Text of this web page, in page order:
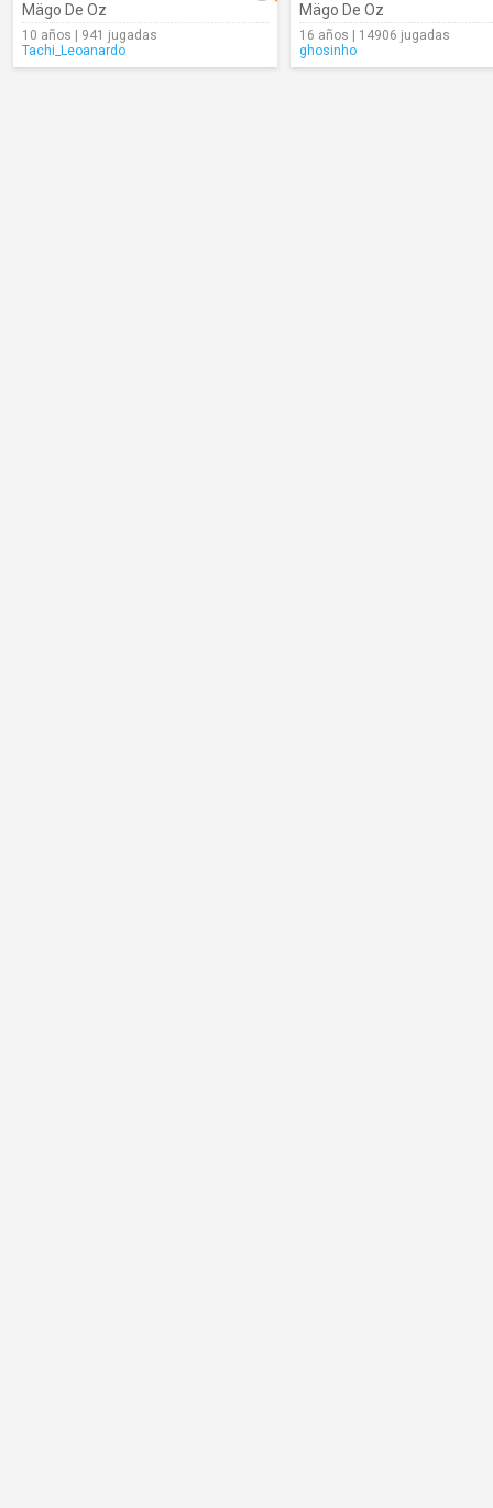
Mägo De Oz
10 años | 941 jugadas
Tachi_Leoanardo
Mägo De Oz
16 años | 14906 jugadas
ghosinho